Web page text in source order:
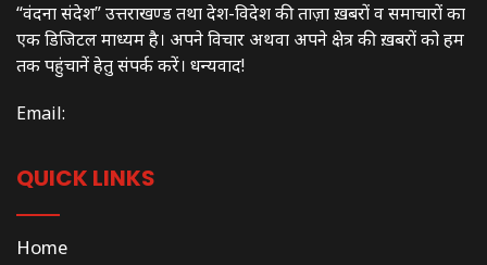
“वंदना संदेश” उत्तराखण्ड तथा देश-विदेश की ताज़ा ख़बरों व समाचारों का
एक डिजिटल माध्यम है। अपने विचार अथवा अपने क्षेत्र की ख़बरों को हम
तक पहुंचानें हेतु संपर्क करें। धन्यवाद!
Email:
QUICK LINKS
Home